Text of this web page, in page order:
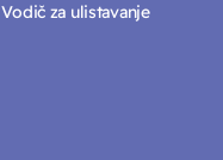
Vodič za ulistavanje